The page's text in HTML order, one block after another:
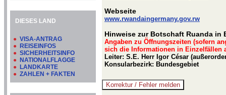
DIESES LAND
● VISA-ANTRAG
● REISEINFOS
● SICHERHEITSINFO
● NATIONALFLAGGE
● LANDKARTE
● ZAHLEN + FAKTEN
Webseite
www.rwandaingermany.gov.rw
Hinweise zur Botschaft Ruanda in
Angaben zu Öffnungszeiten (sofern
sich die Informationen in Einzelfällen
Leiter: S.E. Herr Igor César
Konsularbezirk: Bundesgebiet